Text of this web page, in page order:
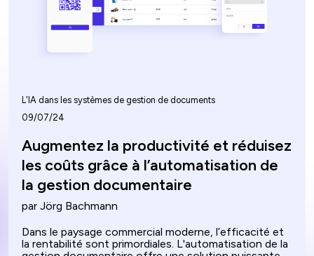
L'IA dans les systèmes de gestion de documents
09/07/24
Augmentez la productivité et réduisez
les coûts grâce à l’automatisation de
la gestion documentaire
par Jörg Bachmann
Dans le paysage commercial moderne, l’efficacité et
la rentabilité sont primordiales. L'automatisation de la